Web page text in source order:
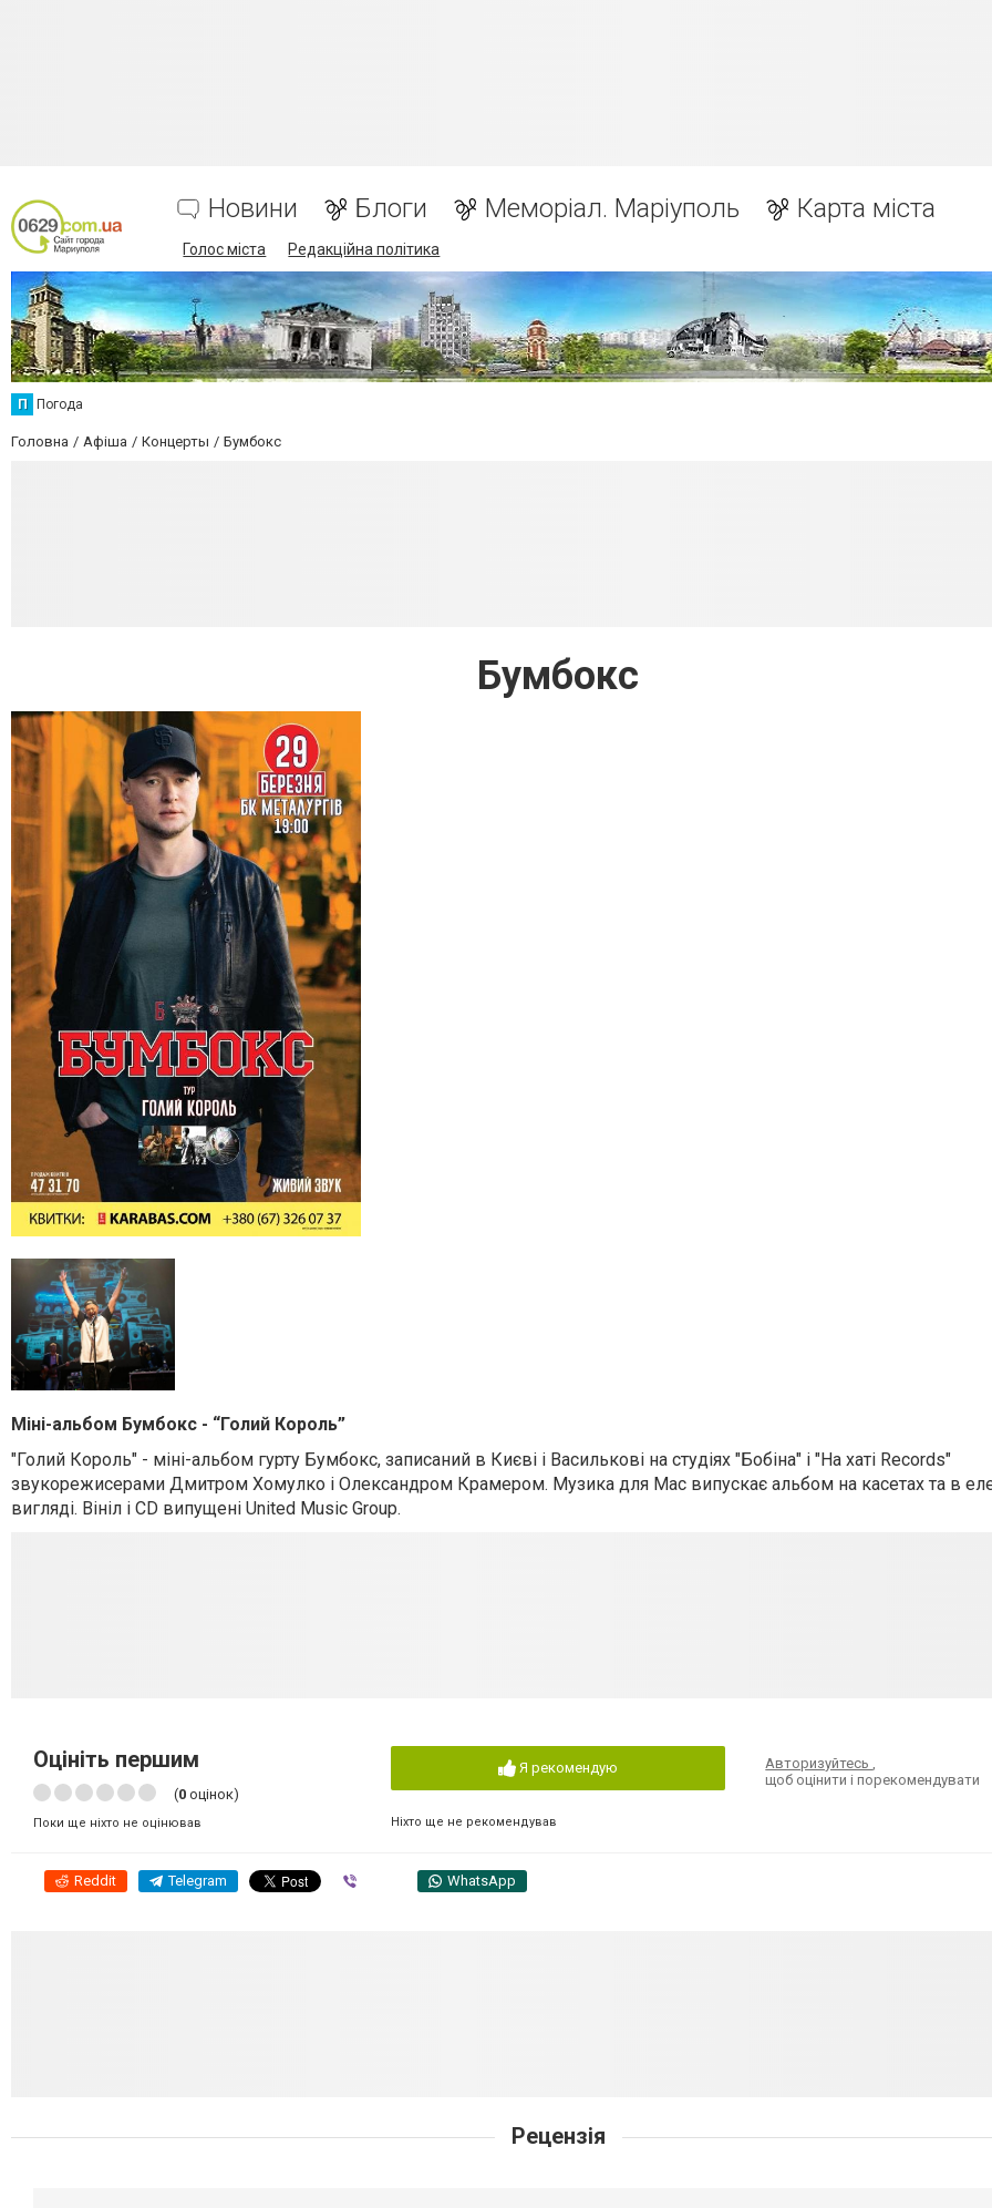
Новини Блоги Меморіал. Маріуполь Карта міста
Голос міста Редакційна політика
П Погода
Головна Афіша Концерты Бумбокс
Бумбокс
Міні-альбом Бумбокс - “Голий Король”
"Голий Король" - міні-альбом гурту Бумбокс, записаний в Києві і Василькові на студіях "Бобiна" і "На хаті Records"
звукорежисерами Дмитром Хомулко і Олександром Крамером. Музика для Мас випускає альбом на касетах та в
вигляді. Вініл і CD випущені United Music Group.
Оцініть першим
(0 оцінок)
Поки ще ніхто не оцінював
Я рекомендую
Ніхто ще не рекомендував
Авторизуйтесь
щоб оцінити і порекомендувати
Reddit Telegram WhatsApp
Рецензія